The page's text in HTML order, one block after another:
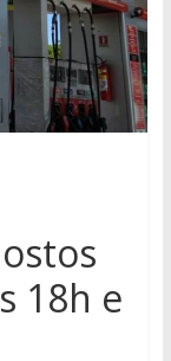
18h e